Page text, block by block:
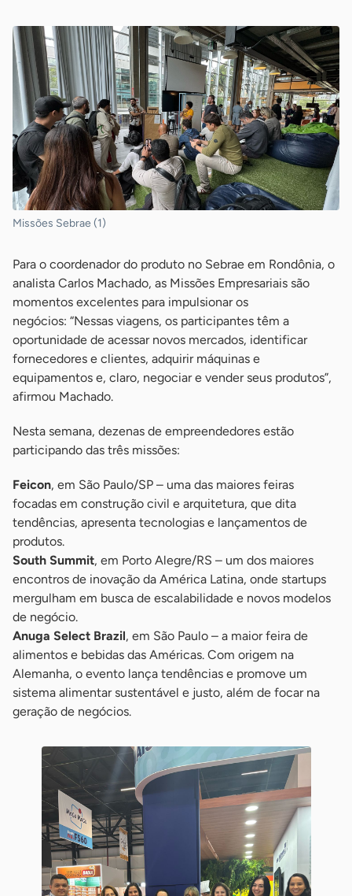
Missões Sebrae (1)
Para o coordenador do produto no Sebrae em Rondônia, o
analista Carlos Machado, as Missões Empresariais são
momentos excelentes para impulsionar os
negócios: “Nessas viagens, os participantes têm a
oportunidade de acessar novos mercados, identificar
fornecedores e clientes, adquirir máquinas e
equipamentos e, claro, negociar e vender seus produtos”,
afirmou Machado.
Nesta semana, dezenas de empreendedores estão
participando das três missões:
Feicon, em São Paulo/SP – uma das maiores feiras
focadas em construção civil e arquitetura, que dita
tendências, apresenta tecnologias e lançamentos de
produtos.
South Summit, em Porto Alegre/RS – um dos maiores
encontros de inovação da América Latina, onde startups
mergulham em busca de escalabilidade e novos modelos
de negócio.
Anuga Select Brazil, em São Paulo – a maior feira de
alimentos e bebidas das Américas. Com origem na
Alemanha, o evento lança tendências e promove um
sistema alimentar sustentável e justo, além de focar na
geração de negócios.